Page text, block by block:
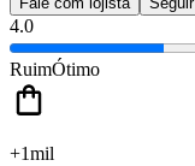
4.0
RuimÓtimo
+1mil